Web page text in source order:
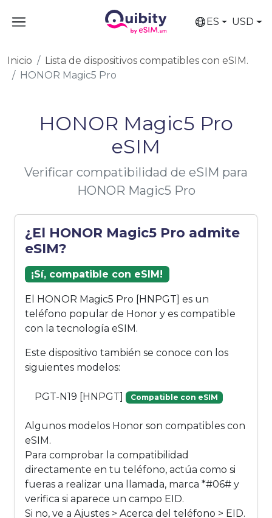
ES USD
Inicio
Lista de dispositivos compatibles con eSIM.
HONOR Magic5 Pro
HONOR Magic5 Pro
eSIM
Verificar compatibilidad de eSIM para
HONOR Magic5 Pro
¿El HONOR Magic5 Pro admite
eSIM?
¡Sí, compatible con eSIM!
El HONOR Magic5 Pro [HNPGT] es un
teléfono popular de Honor y es compatible
con la tecnología eSIM.
Este dispositivo también se conoce con los
siguientes modelos:
PGT-N19 [HNPGT] Compatible con eSIM
Algunos modelos Honor son compatibles con
eSIM.
Para comprobar la compatibilidad
directamente en tu teléfono, actúa como si
fueras a realizar una llamada, marca *#06# y
verifica si aparece un campo EID.
Si no, ve a Ajustes > Acerca del teléfono > EID.